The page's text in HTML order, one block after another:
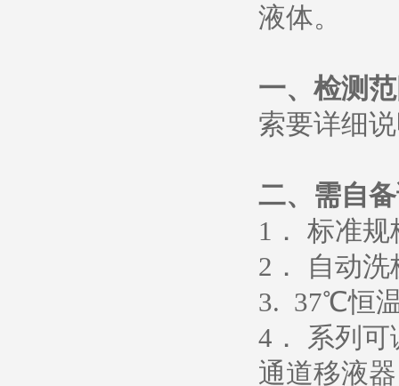
液体。
一、 检测
索要详细
二、需自
1 ． 标准
2 ． 自动
3. 37℃恒
4 ． 系列
通道移液